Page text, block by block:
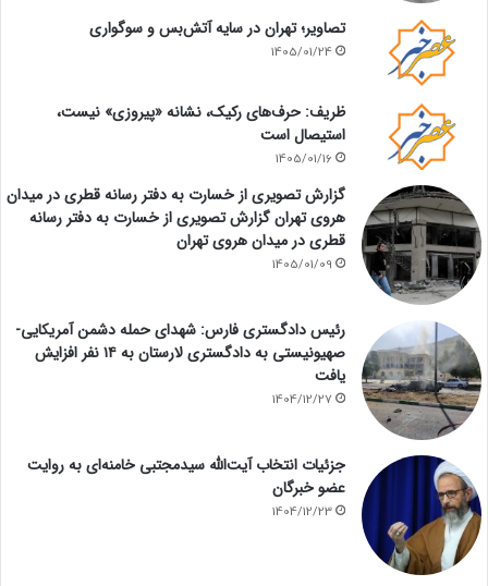
تصاویر؛ تهران در سایه آتش‌بس و سوگواری
1405/01/24
ظریف: حرف‌های رکیک، نشانه «پیروزی» نیست،
استیصال است
1405/01/16
گزارش تصویری از خسارت به دفتر رسانه قطری در میدان
هروی تهران گزارش تصویری از خسارت به دفتر رسانه
قطری در میدان هروی تهران
1405/01/09
رئیس دادگستری فارس: شهدای حمله دشمن آمریکایی-
صهیونیستی به دادگستری لارستان به ۱۴ نفر افزایش
یافت
1404/12/27
جزئیات انتخاب آیت‌الله سیدمجتبی خامنه‌ای به روایت
عضو خبرگان
1404/12/23